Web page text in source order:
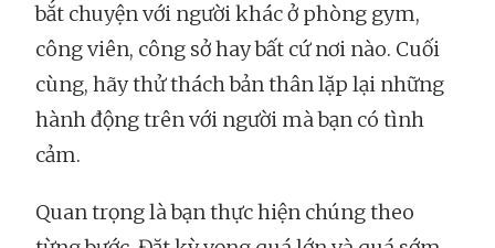
bắt chuyện với người khác ở phòng gym,
công viên, công sở hay bất cứ nơi nào. Cuối
cùng, hãy thử thách bản thân lặp lại những
hành động trên với người mà bạn có tình
cảm.
Quan trọng là bạn thực hiện chúng theo